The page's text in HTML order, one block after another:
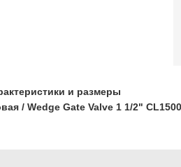
и размеры
/ Wedge Gate Valve 1 1/2"